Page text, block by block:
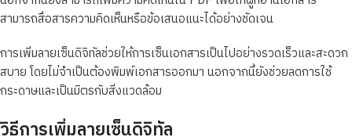
สามารถสื่อสารความคิดเห็นหรือข้อเสนอแนะได้อย่างชัดเจน
การเพิ่มลายเซ็นดิจิทัลช่วยให้การเซ็นเอกสารเป็นไปอย่างรวดเร็วและสะดวก
สบาย โดยไม่จำเป็นต้องพิมพ์เอกสารออกมา นอกจากนี้ยังช่วยลดการใช้
กระดาษและเป็นมิตรกับสิ่งแวดล้อม
วิธีการเพิ่มลายเซ็นดิจิทัล